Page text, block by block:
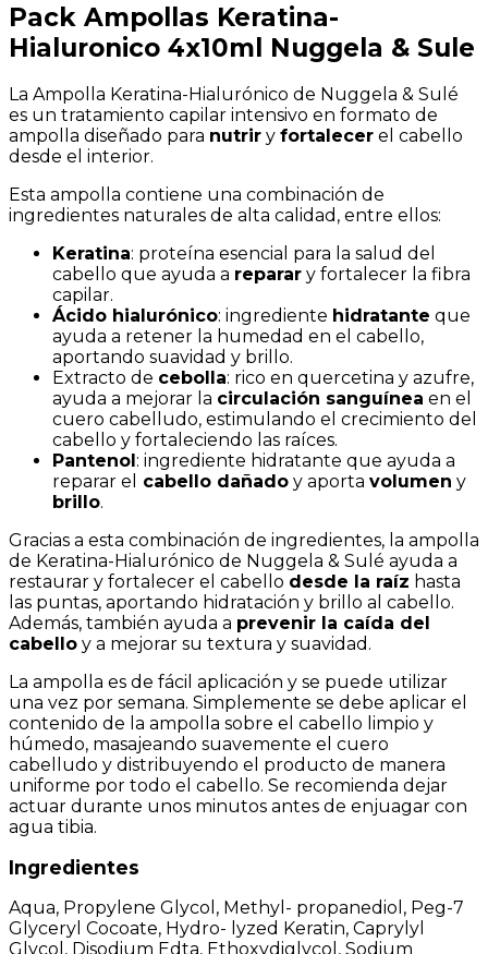
Pack Ampollas Keratina-
Hialuronico 4x10ml Nuggela & Sule
La Ampolla Keratina-Hialurónico de Nuggela & Sulé
es un tratamiento capilar intensivo en formato de
ampolla diseñado para nutrir y fortalecer el cabello
desde el interior.
Esta ampolla contiene una combinación de
ingredientes naturales de alta calidad, entre ellos:
Keratina: proteína esencial para la salud del
cabello que ayuda a reparar y fortalecer la fibra
capilar.
Ácido hialurónico: ingrediente hidratante que
ayuda a retener la humedad en el cabello,
aportando suavidad y brillo.
Extracto de cebolla: rico en quercetina y azufre,
ayuda a mejorar la circulación sanguínea en el
cuero cabelludo, estimulando el crecimiento del
cabello y fortaleciendo las raíces.
Pantenol: ingrediente hidratante que ayuda a
reparar el
cabello dañado y aporta volumen y
brillo.
Gracias a esta combinación de ingredientes, la ampolla
de Keratina-Hialurónico de Nuggela & Sulé ayuda a
restaurar y fortalecer el cabello desde la raíz hasta
las puntas, aportando hidratación y brillo al cabello.
Además, también ayuda a prevenir la caída del
cabello y a mejorar su textura y suavidad.
La ampolla es de fácil aplicación y se puede utilizar
una vez por semana. Simplemente se debe aplicar el
contenido de la ampolla sobre el cabello limpio y
húmedo, masajeando suavemente el cuero
cabelludo y distribuyendo el producto de manera
uniforme por todo el cabello. Se recomienda dejar
actuar durante unos minutos antes de enjuagar con
agua tibia.
Ingredientes
Aqua, Propylene Glycol, Methyl- propanediol, Peg-7
Glyceryl Cocoate, Hydro- lyzed Keratin, Caprylyl
Glycol, Disodium Edta, Ethoxydiglycol, Sodium